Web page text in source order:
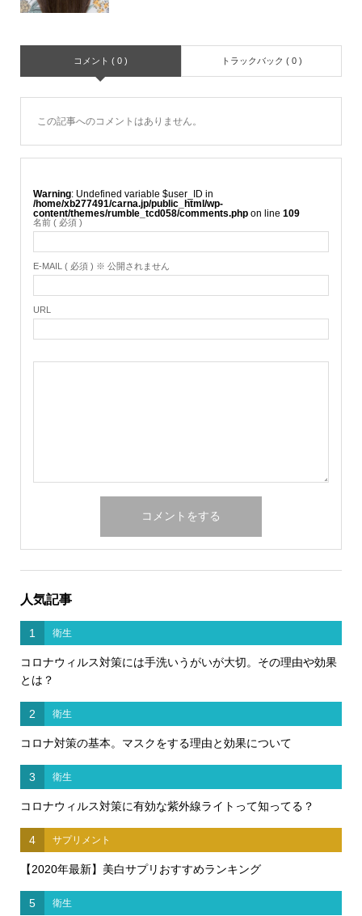
コメント ( 0 ) トラックバック ( 0 )
この記事へのコメントはありません。
Warning : Undefined variable $user_ID in
/home/xb277491/carna.jp/public_html/wp-
content/themes/rumble_tcd058/comments.phpon line 109
名前 ( 必須 )
E-MAIL ( 必須 ) ※ 公開されません
URL
人気記事
1 衛生
コロナウィルス対策には手洗いうがいが大切。その理由や効果
とは？
2 衛生
コロナ対策の基本。マスクをする理由と効果について
3 衛生
コロナウィルス対策に有効な紫外線ライトって知ってる？
4 サプリメント
【2020年最新】美白サプリおすすめランキング
5 衛生